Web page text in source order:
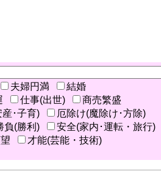
夫婦円満
結婚
仕事(出世)
商売繁盛
･子育)
厄除け(魔除け･方除)
負(勝利)
安全(家内･運転・旅行)
才能(芸能・技術)